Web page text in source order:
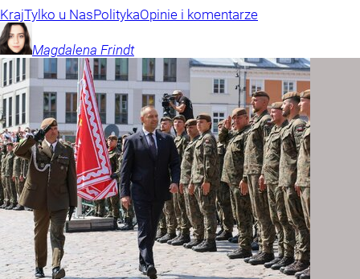
KrajTylko u NasPolitykaOpinie i komentarze
Magdalena Frindt